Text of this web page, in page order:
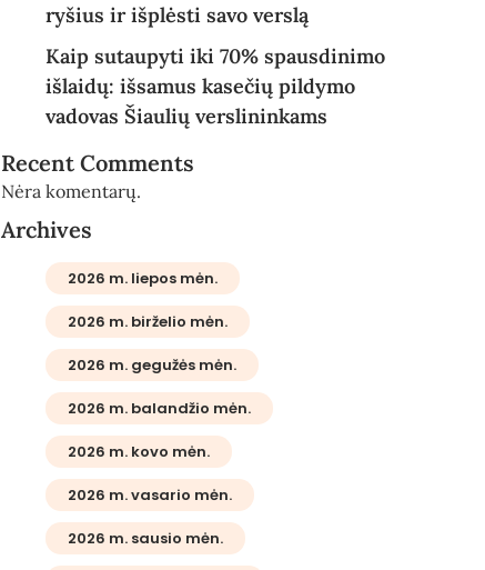
ryšius ir išplėsti savo verslą
Kaip sutaupyti iki 70% spausdinimo
išlaidų: išsamus kasečių pildymo
vadovas Šiaulių verslininkams
Recent Comments
Nėra komentarų.
Archives
2026 m. liepos mėn.
2026 m. birželio mėn.
2026 m. gegužės mėn.
2026 m. balandžio mėn.
2026 m. kovo mėn.
2026 m. vasario mėn.
2026 m. sausio mėn.